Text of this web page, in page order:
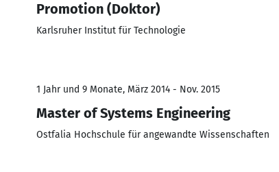
Promotion (Doktor)
Karlsruher Institut für Technologie
1 Jahr und 9 Monate, März 2014 - Nov. 2015
Master of Systems Engineering
Ostfalia Hochschule für angewandte Wissenschaften